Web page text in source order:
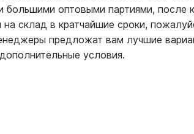
большими оптовыми партиями,
склад в кратчайшие сроки,
предложат вам лучшие
условия.